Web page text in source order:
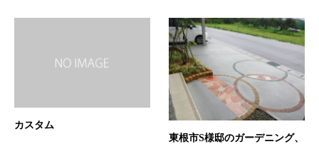
カスタム
東根市S様邸のガーデニング、